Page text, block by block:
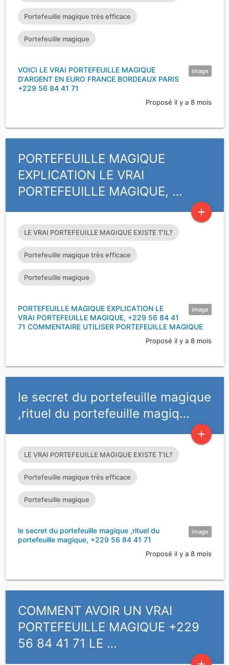
Portefeuille magique très efficace
Portefeuille magique
image
VOICI LE VRAI PORTEFEUILLE MAGIQUE
D'ARGENT EN EURO FRANCE BORDEAUX PARIS
+229 56 84 41 71
Proposé il y a 8 mois
PORTEFEUILLE MAGIQUE
EXPLICATION LE VRAI
PORTEFEUILLE MAGIQUE, …
add
LE VRAI PORTEFEUILLE MAGIQUE EXISTE T’IL?
Portefeuille magique très efficace
Portefeuille magique
image
PORTEFEUILLE MAGIQUE EXPLICATION LE
VRAI PORTEFEUILLE MAGIQUE, +229 56 84 41
71 COMMENTAIRE UTILISER PORTEFEUILLE MAGIQUE
Proposé il y a 8 mois
le secret du portefeuille magique
,rituel du portefeuille magiq…
add
LE VRAI PORTEFEUILLE MAGIQUE EXISTE T’IL?
Portefeuille magique très efficace
Portefeuille magique
image
le secret du portefeuille magique ,rituel du
portefeuille magique, +229 56 84 41 71
Proposé il y a 8 mois
COMMENT AVOIR UN VRAI
PORTEFEUILLE MAGIQUE +229
56 84 41 71 LE …